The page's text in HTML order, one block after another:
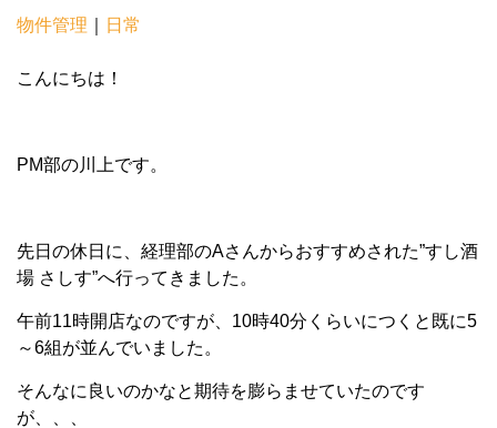
物件管理
日常
こんにちは！
PM部の川上です。
先日の休日に、経理部のAさんからおすすめされた”すし酒
場 さしす”へ行ってきました。
午前11時開店なのですが、10時40分くらいにつくと既に5
～6組が並んでいました。
そんなに良いのかなと期待を膨らませていたのです
が、、、